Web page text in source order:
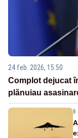
24 feb. 2026, 15:50
Complot dejucat
plănuiau
8